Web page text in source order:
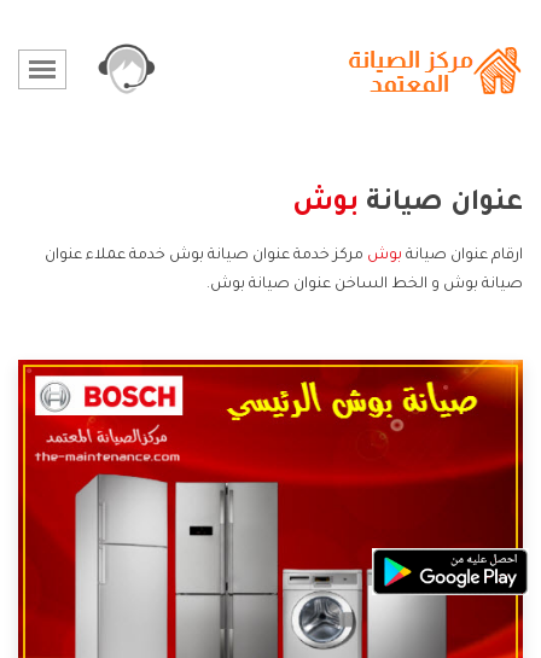
عنوان صيانة بوش
ارقام عنوان صيانة بوش مركز خدمة عنوان صيانة بوش خدمة عملاء عنوان
صيانة بوش و الخط الساخن عنوان صيانة بوش.